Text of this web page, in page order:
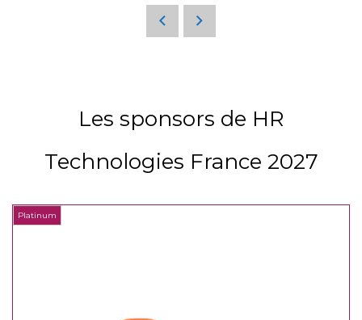
Les sponsors de HR
Technologies France 2027
Platinum